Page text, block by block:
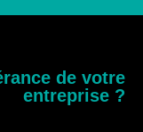
de votre
entreprise ?